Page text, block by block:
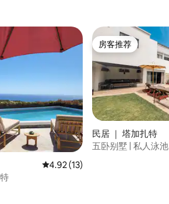
条评价 平均评分 4.92 分（满分 5 分），
4.92 (13)
房客推荐
房客推荐
民居 ｜ 塔加扎特
五卧别墅 | 私人泳